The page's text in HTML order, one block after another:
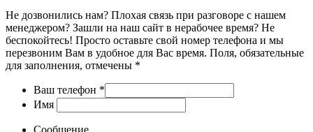
Не дозвонились нам? Плохая связь при разговоре с нашем
менеджером? Зашли на наш сайт в нерабочее время? Не
беспокойтесь! Просто оставьте свой номер телефона и мы
перезвоним Вам в удобное для Вас время. Поля, обязательные
для заполнения, отмечены *
Ваш телефон *
Имя
Сообщение